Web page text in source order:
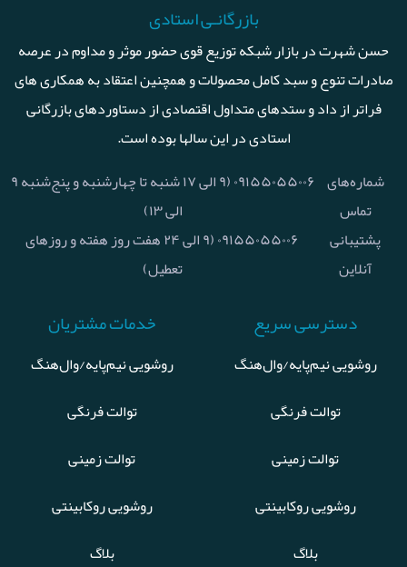
بازرگانـی استادی
حسن شهرت در بازار شبکه توزیع قوی حضور موثر و مداوم در عرصه
صادرات تنوع و سبد کامل محصولات و همچنین اعتقاد به همکاری های
فراتر از داد و ستدهای متداول اقتصادی از دستاوردهای بازرگانی
استادی در این سالها بوده است.
شماره‌های
تماس
۰۹۱۵۵۰۵۵۰۰۶ (۹ الی ۱۷ شنبه تا چهارشنبه و پنج‌شنبه ۹
الی ۱۳)
پشتیبانی
آنلاین
۰۹۱۵۵۰۵۵۰۰۶ (۹ الی ۲۴ هفت روز هفته و روزهای
تعطیل)
دسترسی سریع
روشویی نیم‌پایه/وال‌هنگ
توالت فرنگی
توالت زمینی
روشویی روکابینتی
بلاگ
خدمات مشتریان
روشویی نیم‌پایه/وال‌هنگ
توالت فرنگی
توالت زمینی
روشویی روکابینتی
بلاگ